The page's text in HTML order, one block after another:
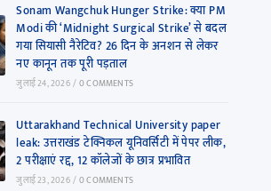
Sonam Wangchuk Hunger Strike: क्या PM
Modi की ‘Midnight Surgical Strike’ से बदल
गया सियासी नैरेटिव? 26 दिन के अनशन से लेकर
नए कानून तक पूरी पड़ताल
जुलाई 24, 2026 /0 COMMENTS
Uttarakhand Technical University paper
leak: उत्तराखंड टेक्निकल यूनिवर्सिटी में पेपर लीक,
2 परीक्षाएं रद्द, 12 कॉलेजों के छात्र प्रभावित
जुलाई 23, 2026 /0 COMMENTS